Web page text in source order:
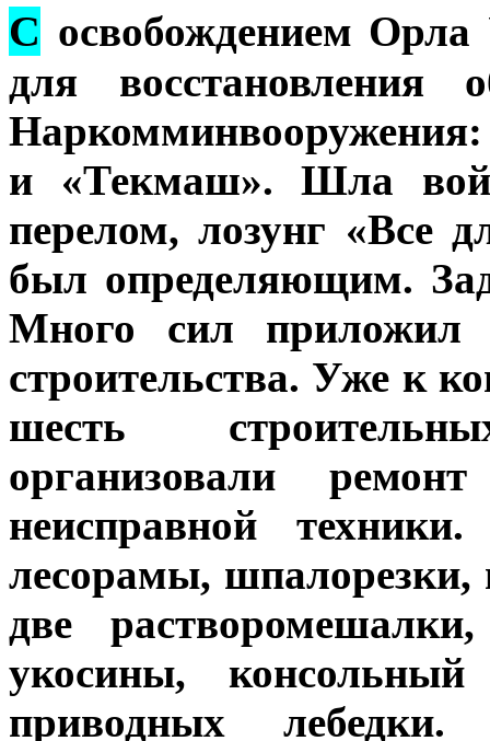
С освобождением
для восстановления
Наркомминвооружения:
и «Текмаш». Шла
перелом, лозунг «Все
был определяющим.
Много сил приложил
строительства. Уже к
шесть
организовали
неисправной
лесорамы, шпалорезки,
две
укосины,
приводных